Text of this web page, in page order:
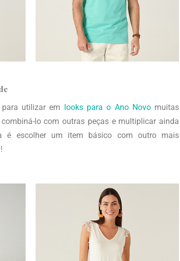
utilizar em looks para o Ano Novomuitas
lo com outras peças e multiplicar ainda
é escolher um item básico com outro mais